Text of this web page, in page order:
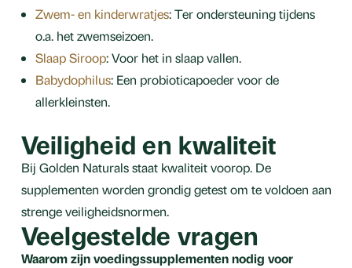
Zwem- en kinderwratjes: Ter ondersteuning tijdens
o.a. het zwemseizoen.
Slaap Siroop: Voor het in slaap vallen.
Babydophilus: Een probioticapoeder voor de
allerkleinsten.
Veiligheid en kwaliteit
Bij Golden Naturals staat kwaliteit voorop. De
supplementen worden grondig getest om te voldoen aan
strenge veiligheidsnormen.
Veelgestelde vragen
Waarom zijn voedingssupplementen nodig voor